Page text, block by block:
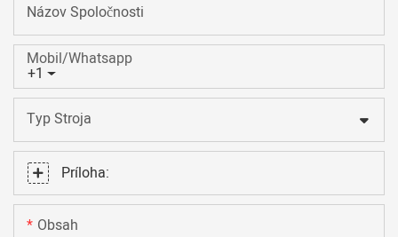
Názov Spoločnosti
+1
Mobil/Whatsapp
Typ Stroja
Príloha:
Obsah